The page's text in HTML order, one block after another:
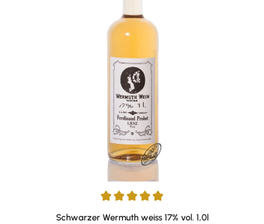
Durchschnittliche Bewertung von 4.95 von 5 Sternen
Schwarzer Wermuth weiss 17% vol. 1,0l